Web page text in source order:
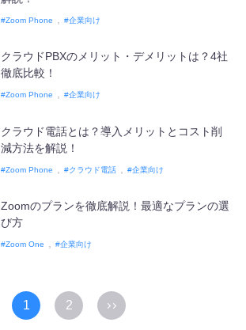
Zoom Phone 企業向け
クラウドPBXのメリット・デメリットは？4社
徹底比較！
Zoom Phone 企業向け
クラウド電話とは？導入メリットとコスト削
減方法を解説！
Zoom Phone クラウド電話 企業向け
Zoomのプランを徹底解説！最適なプランの選
び方
Zoom One 企業向け
1 2